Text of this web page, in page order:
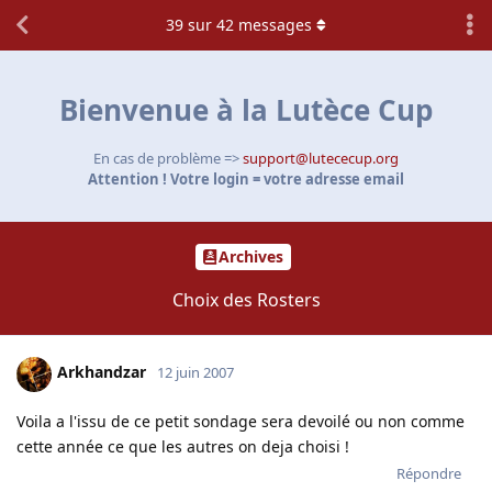
Bienvenue à la Lutèce Cup
En cas de problème =>support@lutececup.org
Attention ! Votre login = votre adresse email
Archives
Choix des Rosters
39 sur 42 messages
Arkhandzar 12 juin 2007
Voila a l'issu de ce petit sondage sera devoilé ou non comme
cette année ce que les autres on deja choisi !
Répondre